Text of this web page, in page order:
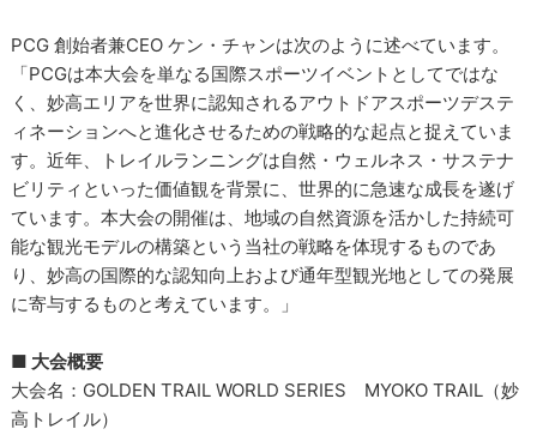
PCG 創始者兼CEO ケン・チャンは次のように述べています。
「PCGは本大会を単なる国際スポーツイベントとしてではな
く、妙高エリアを世界に認知されるアウトドアスポーツデステ
ィネーションへと進化させるための戦略的な起点と捉えていま
す。近年、トレイルランニングは自然・ウェルネス・サステナ
ビリティといった価値観を背景に、世界的に急速な成長を遂げ
ています。本大会の開催は、地域の自然資源を活かした持続可
能な観光モデルの構築という当社の戦略を体現するものであ
り、妙高の国際的な認知向上および通年型観光地としての発展
に寄与するものと考えています。」
■ 大会概要
大会名：GOLDEN TRAIL WORLD SERIES MYOKO TRAIL（妙
高トレイル）